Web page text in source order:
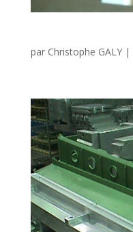
par Christophe GALY|